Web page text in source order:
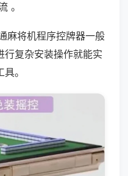
。
麻将机程序控牌器一般
行复杂安装操作就能实
。